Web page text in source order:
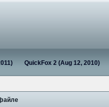
QuickFox 2 (Aug 12, 2010)